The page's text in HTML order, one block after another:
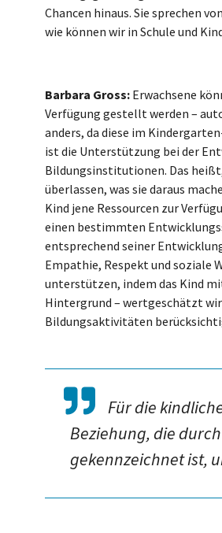
Chancen hinaus. Sie sprechen
wie können wir in Schule und
Barbara Gross: Erwachsene
Verfügung gestellt werden –
anders, da diese im
ist die Unterstützung bei der
Bildungsinstitutionen. Das
überlassen, was sie daraus
Kind jene Ressourcen zur
einen bestimmten
entsprechend seiner
Empathie, Respekt und soziale
unterstützen, indem das Kind
Hintergrund – wertgeschätzt
Bildungsaktivitäten
Für die
Beziehung, die
gekennzeichnet ist,